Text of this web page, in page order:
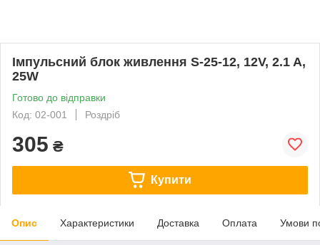
Імпульсний блок живлення S-25-12, 12V, 2.1 A,
25W
Готово до відправки
Код: 02-001
Роздріб
305 ₴
Купити
Опис Характеристики Доставка Оплата Умови